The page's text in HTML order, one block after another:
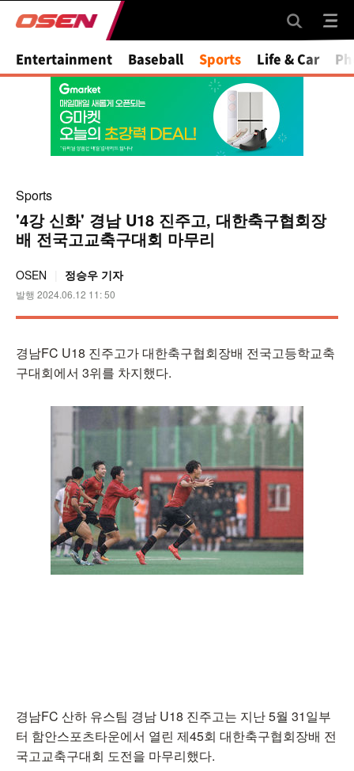
Entertainment Baseball Sports Life & Car
Sports
'4강 신화' 경남 U18 진주고, 대한축구협회장
배 전국고교축구대회 마무리
OSEN 정승우 기자
발행 2024.06.12 11: 50
경남FC U18 진주고가 대한축구협회장배 전국고등학교축
구대회에서 3위를 차지했다.
경남FC 산하 유스팀 경남 U18 진주고는 지난 5월 31일부
터 함안스포츠타운에서 열린 제45회 대한축구협회장배 전
국고교축구대회 도전을 마무리했다.